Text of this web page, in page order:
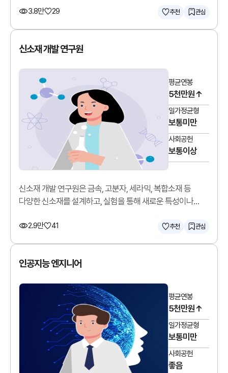
3.8만 29 추천 관심
신소재 개발 연구원
평균연봉
5천만원↑
일가정균형
보통미만
사회공헌
보통이상
신소재 개발 연구원은 금속, 고분자, 세라믹, 복합소재 등
다양한 신소재를 설계하고, 실험을 통해 새로운 특성이나
2.9만 41 추천 관심
인공지능 엔지니어
평균연봉
5천만원↑
일가정균형
보통미만
사회공헌
좋음